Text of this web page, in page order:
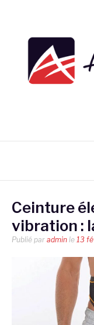
Ceinture
vibration :
Publié par admin le 13